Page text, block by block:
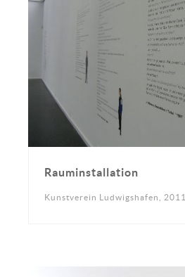
Rauminstallation
Kunstverein Ludwigshafen, 2011